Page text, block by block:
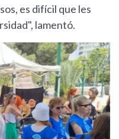
es difícil que les
lamentó.